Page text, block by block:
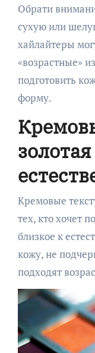
Обрати
сухую или
хайлайтеры
«возрастные»
подготовить
форму.
Кремовые
тех, кто хочет
близкое к
кожу, не
подходят